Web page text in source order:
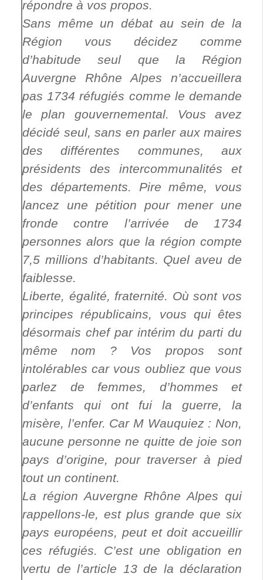
répondre à vos propos.
Sans même un débat au sein de la
Région vous décidez comme
d’habitude seul que la Région
Auvergne Rhône Alpes n’accueillera
pas 1734 réfugiés comme le demande
le plan gouvernemental. Vous avez
décidé seul, sans en parler aux maires
des différentes communes, aux
présidents des intercommunalités et
des départements. Pire même, vous
lancez une pétition pour mener une
fronde contre l’arrivée de 1734
personnes alors que la région compte
7,5 millions d’habitants. Quel aveu de
faiblesse.
Liberte, égalité, fraternité. Où sont vos
principes républicains, vous qui êtes
désormais chef par intérim du parti du
même nom ? Vos propos sont
intolérables car vous oubliez que vous
parlez de femmes, d’hommes et
d’enfants qui ont fui la guerre, la
misère, l’enfer. Car M Wauquiez : Non,
aucune personne ne quitte de joie son
pays d’origine, pour traverser à pied
tout un continent.
La région Auvergne Rhône Alpes qui
rappellons-le, est plus grande que six
pays européens, peut et doit accueillir
ces réfugiés. C’est une obligation en
vertu de l’article 13 de la déclaration